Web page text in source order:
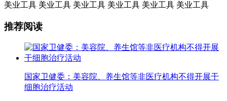
美业工具 美业工具 美业工具 美业工具 美业工具 美业工具
推荐阅读
国家卫健委：美容院、养生馆等非医疗机构不得开展干
细胞治疗活动